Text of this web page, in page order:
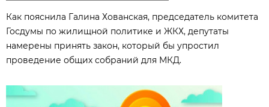
Как пояснила Галина Хованская, председатель комитета
Госдумы по жилищной политике и ЖКХ, депутаты
намерены принять закон, который бы упростил
проведение общих собраний для МКД.